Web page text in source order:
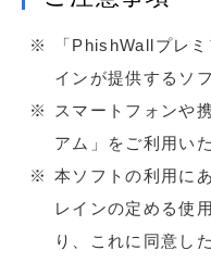
「PhishWallプレ
インが提供するソ
スマートフォンや
アム」をご利用い
本ソフトの利用に
レインの定める使
り、これに同意し